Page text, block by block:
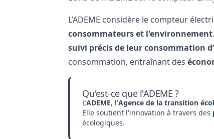
L’ADEME considère le compteur
consommateurs et l'environnement
suivi précis de leur consommation
consommation, entraînant des
Qu'est-ce que l'ADEME ?
L’ADEME, l'Agence de la transition
Elle soutient l'innovation à travers des
écologiques.